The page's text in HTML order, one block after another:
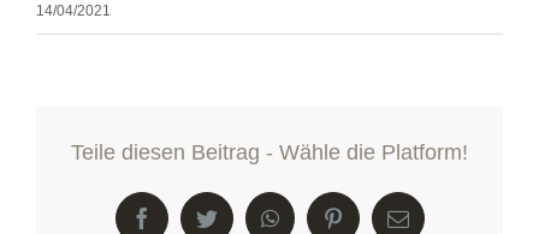
14/04/2021
Teile diesen Beitrag - Wähle die Platform!
FacebookTwitterWhatsAppPinterest
E-